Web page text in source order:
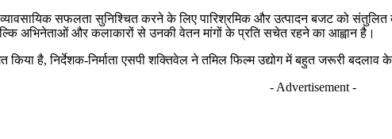
सफलता सुनिश्चित करने के लिए पारिश्रमिक और उत्पादन बजट को
अभिनेताओं और कलाकारों से उनकी वेतन मांगों के प्रति सचेत रहने का आह्वान है।
किया है, निर्देशक-निर्माता एसपी शक्तिवेल ने तमिल फिल्म उद्योग में बहुत जरूरी बदलाव
- Advertisement -